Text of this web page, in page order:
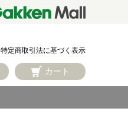
特定商取引法に基づく表示
カート